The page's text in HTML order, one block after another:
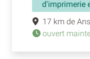
d'imprimerie
17 km de
ouvert